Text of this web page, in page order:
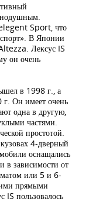
Sport, что
спорт». В Японии
Лексус IS
он очень
в 1998 г., а
г. Он имеет очень
одна в другую,
частями.
простотой.
4-дверный
оснащались
в зависимости от
или 5 и 6-
прямыми
IS пользовалось